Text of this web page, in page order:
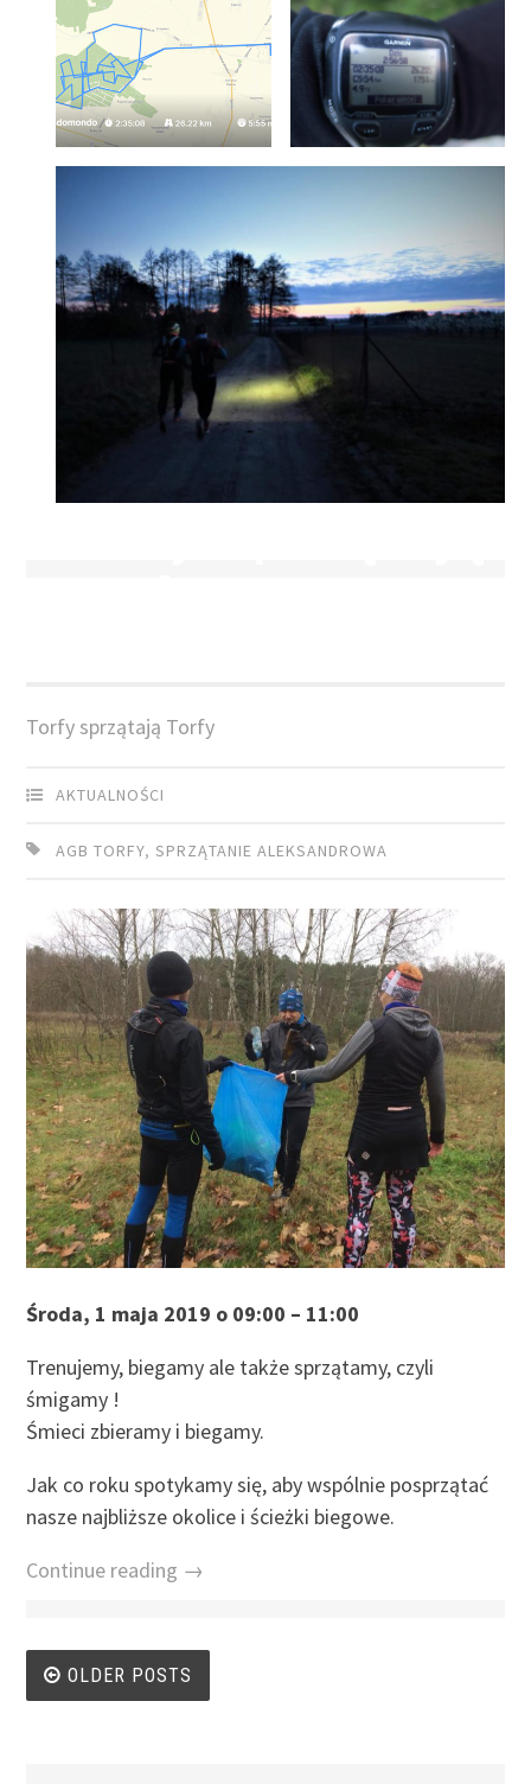
Torfy sprzątają
Torfy sprzątają Torfy
AKTUALNOŚCI
AGB TORFY,SPRZĄTANIE ALEKSANDROWA
Środa, 1 maja 2019 o 09:00 – 11:00
Trenujemy, biegamy ale także sprzątamy, czyli
śmigamy !
Śmieci zbieramy i biegamy.
Jak co roku spotykamy się, aby wspólnie posprzątać
nasze najbliższe okolice i ścieżki biegowe.
Continue reading →
Posts navigation
OLDER POSTS